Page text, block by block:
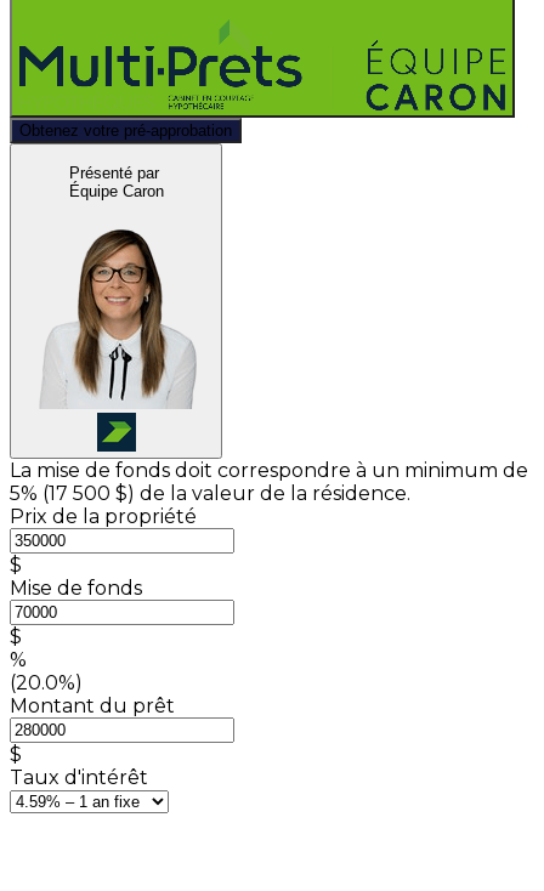
Obtenez votre pré-approbation
Présenté par
Équipe Caron
La mise de fonds doit correspondre à un minimum de
5% (17 500 $) de la valeur de la résidence.
Prix de la propriété
$
Mise de fonds
$
%
(20.0%)
Montant du prêt
$
Taux d'intérêt